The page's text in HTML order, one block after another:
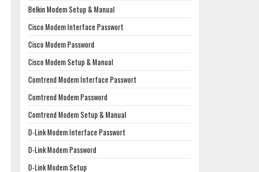
Belkin Modem Setup & Manual
Cisco Modem Interface Passwort
Cisco Modem Password
Cisco Modem Setup & Manual
Comtrend Modem Interface Passwort
Comtrend Modem Password
Comtrend Modem Setup & Manual
D-Link Modem Interface Passwort
D-Link Modem Password
D-Link Modem Setup